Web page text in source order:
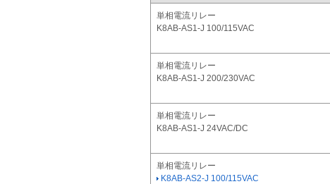
単相電流リレー
K8AB-AS1-J 100/115VAC
単相電流リレー
K8AB-AS1-J 200/230VAC
単相電流リレー
K8AB-AS1-J 24VAC/DC
単相電流リレー
K8AB-AS2-J 100/115VAC